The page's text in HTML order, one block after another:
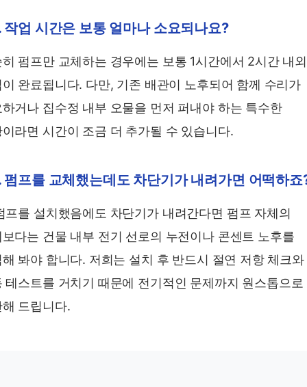
작업 시간은 보통 얼마나 소요되나요?
펌프만 교체하는 경우에는 보통 1시간에서 2시간 내
완료됩니다. 다만, 기존 배관이 노후되어 함께 수리가
거나 집수정 내부 오물을 먼저 퍼내야 하는 특수한
라면 시간이 조금 더 추가될 수 있습니다.
펌프를 교체했는데도 차단기가 내려가면 어떡하죠
프를 설치했음에도 차단기가 내려간다면 펌프 자체의
다는 건물 내부 전기 선로의 누전이나 콘센트 노후를
봐야 합니다. 저희는 설치 후 반드시 절연 저항 체크와
테스트를 거치기 때문에 전기적인 문제까지 원스톱으로
드립니다.